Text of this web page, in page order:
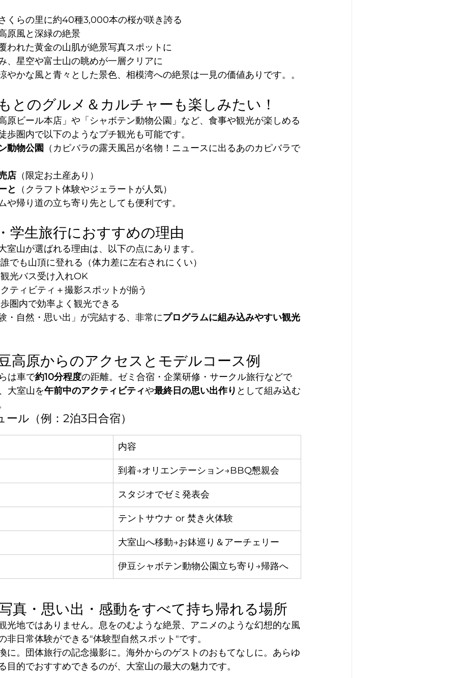
くらの里に約40種3,000本の桜が咲き誇る
原風と深緑の絶景
われた黄金の山肌が絶景写真スポットに
、星空や富士山の眺めが一層クリアに
やかな風と青々とした景色、相模湾への絶景は一見の価値ありです。。
とのグルメ＆カルチャーも楽しみたい！
原ビール本店」や「シャボテン動物公園」など、食事や観光が楽しめる
歩圏内で以下のようなプチ観光も可能です。
動物公園 （カピバラの露天風呂が名物！ニュースに出るあのカピバラで
店 （限定お土産あり）
と
（クラフト体験やジェラートが人気）
や帰り道の立ち寄り先としても便利です。
学生旅行におすすめの理由
室山が選ばれる理由は、以下の点にあります。
でも山頂に登れる（体力差に左右されにくい）
光バス受け入れOK
ティビティ＋撮影スポットが揃う
圏内で効率よく観光できる
・自然・思い出」が完結する、非常にプログラムに組み込みやすい観光
高原からのアクセスとモデルコース例
は車で約10分程度の距離。ゼミ合宿・企業研修・サークル旅行などで
大室山を午前中のアクティビティや最終日の思い出作り として組み込む
ル（例：2泊3日合宿）
内容
到着→オリエンテーション→BBQ懇親会
スタジオでゼミ発表会
テントサウナ or 焚き火体験
大室山へ移動→お鉢巡り＆アーチェリー
伊豆シャボテン動物公園立ち寄り→帰路へ
真・思い出・感動をすべて持ち帰れる場所
光地ではありません。息をのむような絶景、アニメのような幻想的な風
非日常体験ができる"体験型自然スポット"です。
に。団体旅行の記念撮影に。海外からのゲストのおもてなしに。あらゆ
目的でおすすめできるのが、大室山の最大の魅力です。